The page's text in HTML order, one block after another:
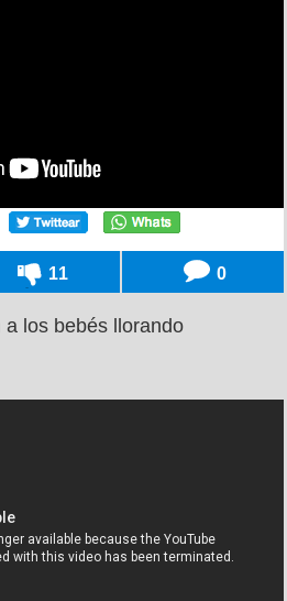
11 0
los bebés llorando